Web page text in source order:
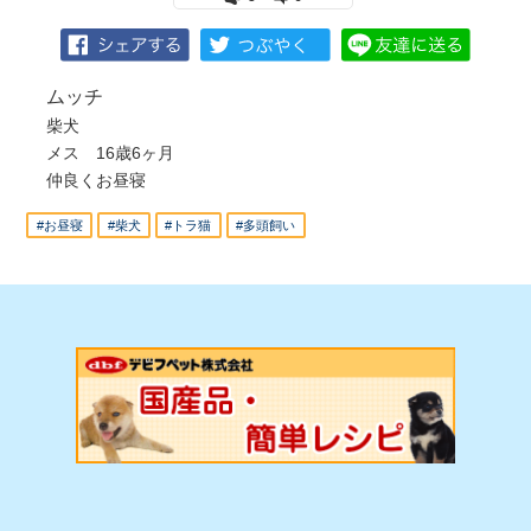
ムッチ
柴犬
メス 16歳6ヶ月
仲良くお昼寝
#お昼寝 #柴犬 #トラ猫 #多頭飼い